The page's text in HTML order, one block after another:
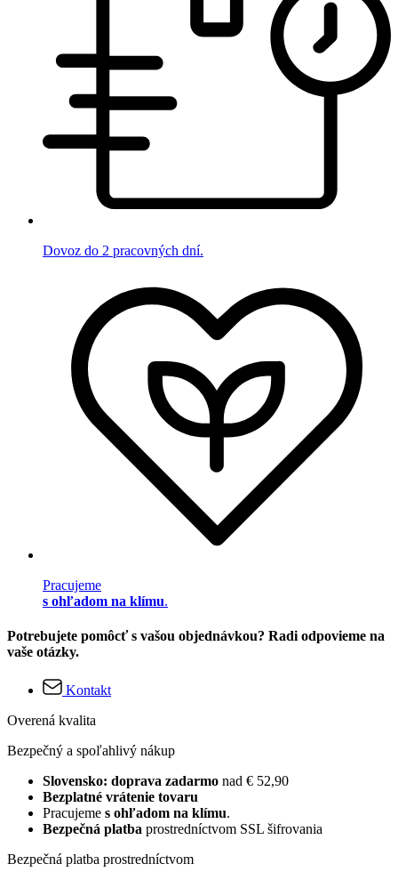
Dovoz do 2 pracovných dní.
Pracujeme
s ohľadom na klímu.
Potrebujete pomôcť s vašou objednávkou? Radi odpovieme na
vaše otázky.
Kontakt
Overená kvalita
Bezpečný a spoľahlivý nákup
Slovensko: doprava zadarmo nad € 52,90
Bezplatné vrátenie tovaru
Pracujeme s ohľadom na klímu.
Bezpečná platba prostredníctvom SSL šifrovania
Bezpečná platba prostredníctvom